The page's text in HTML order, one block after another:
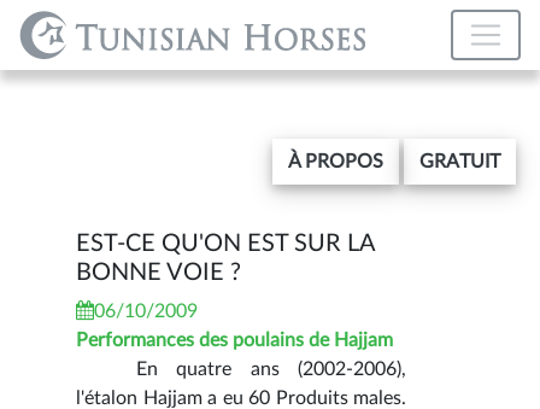
À PROPOS GRATUIT
EST-CE QU'ON EST SUR LA
BONNE VOIE ?
06/10/2009
Performances des poulains de Hajjam
En quatre ans (2002-2006),
l'étalon Hajjam a eu 60 Produits males.